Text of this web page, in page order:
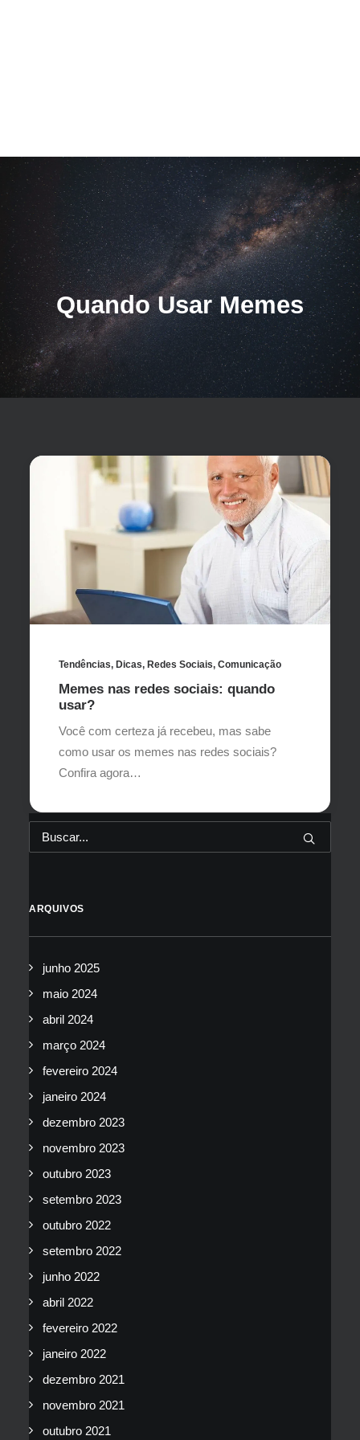
Quando Usar Memes
Tendências, Dicas, Redes Sociais, Comunicação
Memes nas redes sociais: quando
usar?
Você com certeza já recebeu, mas sabe
como usar os memes nas redes sociais?
Confira agora…
ARQUIVOS
junho 2025
maio 2024
abril 2024
março 2024
fevereiro 2024
janeiro 2024
dezembro 2023
novembro 2023
outubro 2023
setembro 2023
outubro 2022
setembro 2022
junho 2022
abril 2022
fevereiro 2022
janeiro 2022
dezembro 2021
novembro 2021
outubro 2021